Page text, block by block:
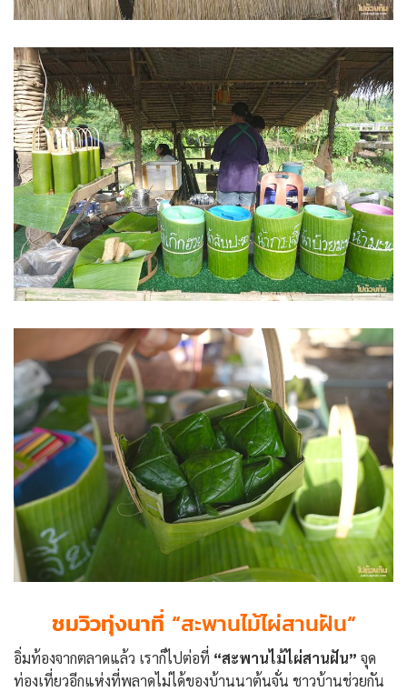
ชมวิวทุ่งนาที่ “สะพานไม้ไผ่สานฝัน“
อิ่มท้องจากตลาดแล้ว เราก็ไปต่อที่ “สะพานไม้ไผ่สานฝัน” จุด
ท่องเที่ยวอีกแห่งที่พลาดไม่ได้ของบ้านนาต้นจั่น ชาวบ้านช่วยกัน